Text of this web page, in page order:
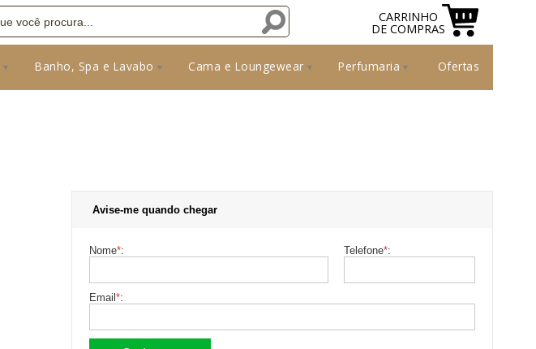
CARRINHO
DE COMPRAS
Banho, Spa e Lavabo Cama e Loungewear Perfumaria Ofertas
Avise-me quando chegar
Nome*: Telefone*:
Email *: